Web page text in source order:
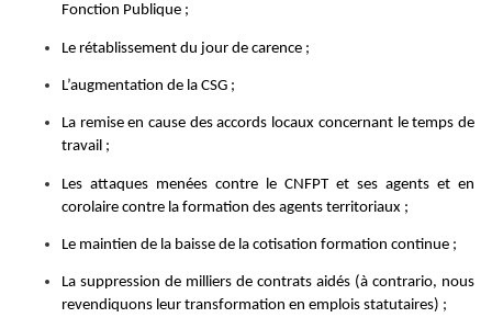
Fonction Publique ;
Le rétablissement du jour de carence ;
L’augmentation de la CSG ;
La remise en cause des accords locaux concernant le temps de
travail ;
Les attaques menées contre le CNFPT et ses agents et en
corolaire contre la formation des agents territoriaux ;
Le maintien de la baisse de la cotisation formation continue ;
La suppression de milliers de contrats aidés (à contrario, nous
revendiquons leur transformation en emplois statutaires) ;